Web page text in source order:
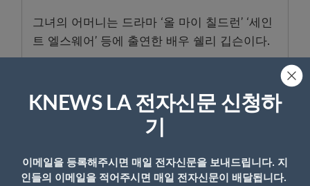
그녀의 어머니는 드라마 ‘올 마이 칠드런’ ‘세인
트 엘스웨어’ 등에 출연한 배우 쉘리 깁슨이다.
- Copyright © KNEWSLA.COM, 무단 전재 및 재배포 금지
KNEWS LA 전자신문 신청하
기
이메일을 등록해주시면 매일 전자신문을 보내드립니다. 지
인들의 이메일을 적어주시면 매일 전자신문이 배달됩니다.